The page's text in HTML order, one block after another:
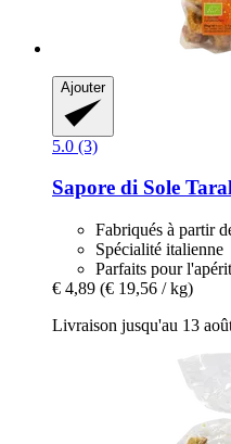
Ajouter
5.0 (3)
Sapore di Sole
Fabriqués à partir
Spécialité italienne
Parfaits pour
€ 4,89 (€ 19,56 / kg)
Livraison jusqu'au 13